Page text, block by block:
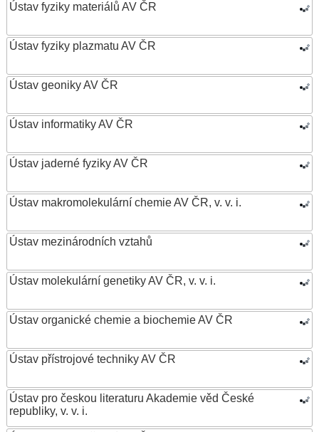
Ústav fyziky materiálů AV ČR
Ústav fyziky plazmatu AV ČR
Ústav geoniky AV ČR
Ústav informatiky AV ČR
Ústav jaderné fyziky AV ČR
Ústav makromolekulární chemie AV ČR, v. v. i.
Ústav mezinárodních vztahů
Ústav molekulární genetiky AV ČR, v. v. i.
Ústav organické chemie a biochemie AV ČR
Ústav přístrojové techniky AV ČR
Ústav pro českou literaturu Akademie věd České
republiky, v. v. i.